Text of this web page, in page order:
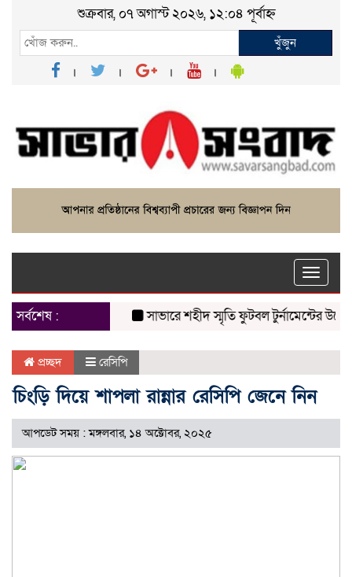
শুক্রবার, ০৭ অগাস্ট ২০২৬, ১২:০৪ পূর্বাহ্ন
খুঁজুন
Toggle
সর্বশেষ :
সাভারে শহীদ স্মৃতি ফুটবল টুর্নামেন্টের উদ্বোধন
প্রচ্ছদ রেসিপি
চিংড়ি দিয়ে শাপলা রান্নার রেসিপি জেনে নিন
আপডেট সময় : মঙ্গলবার, ১৪ অক্টোবর, ২০২৫